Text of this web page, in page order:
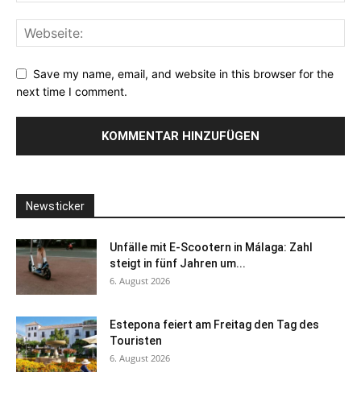
Save my name, email, and website in this browser for the
next time I comment.
Newsticker
Unfälle mit E-Scootern in Málaga: Zahl
steigt in fünf Jahren um...
6. August 2026
Estepona feiert am Freitag den Tag des
Touristen
6. August 2026